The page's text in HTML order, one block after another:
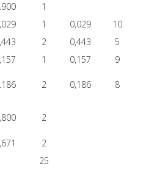
1
1 0,029
10
2 0,443
5
1 0,157
9
2 0,186 8
2
2
25